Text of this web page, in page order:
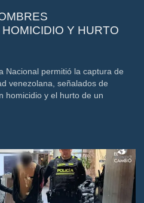
Y HURTO
Nacional permitió la captura de
venezolana, señalados de
homicidio y el hurto de un